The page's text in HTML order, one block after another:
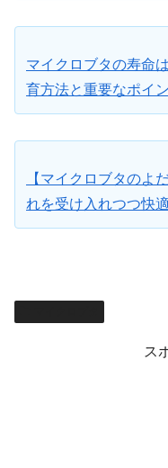
マイクロブタの寿命
育方法と重要なポイ
【マイクロブタのよ
れを受け入れつつ快
ス